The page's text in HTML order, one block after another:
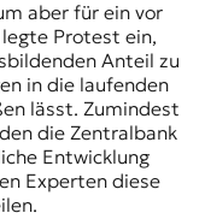
aber für ein vor
Protest ein,
Anteil zu
in die laufenden
lässt. Zumindest
die Zentralbank
Entwicklung
Experten diese